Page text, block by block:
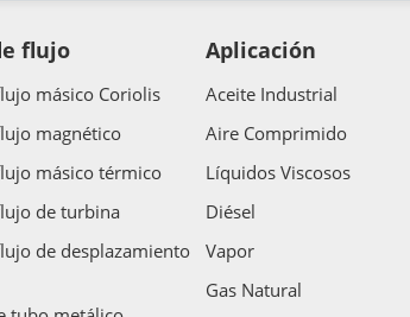
flujo
másico Coriolis
magnético
másico térmico
de turbina
de desplazamiento
Aplicación
Aceite Industrial
Aire Comprimido
Líquidos Viscosos
Diésel
Vapor
Gas Natural